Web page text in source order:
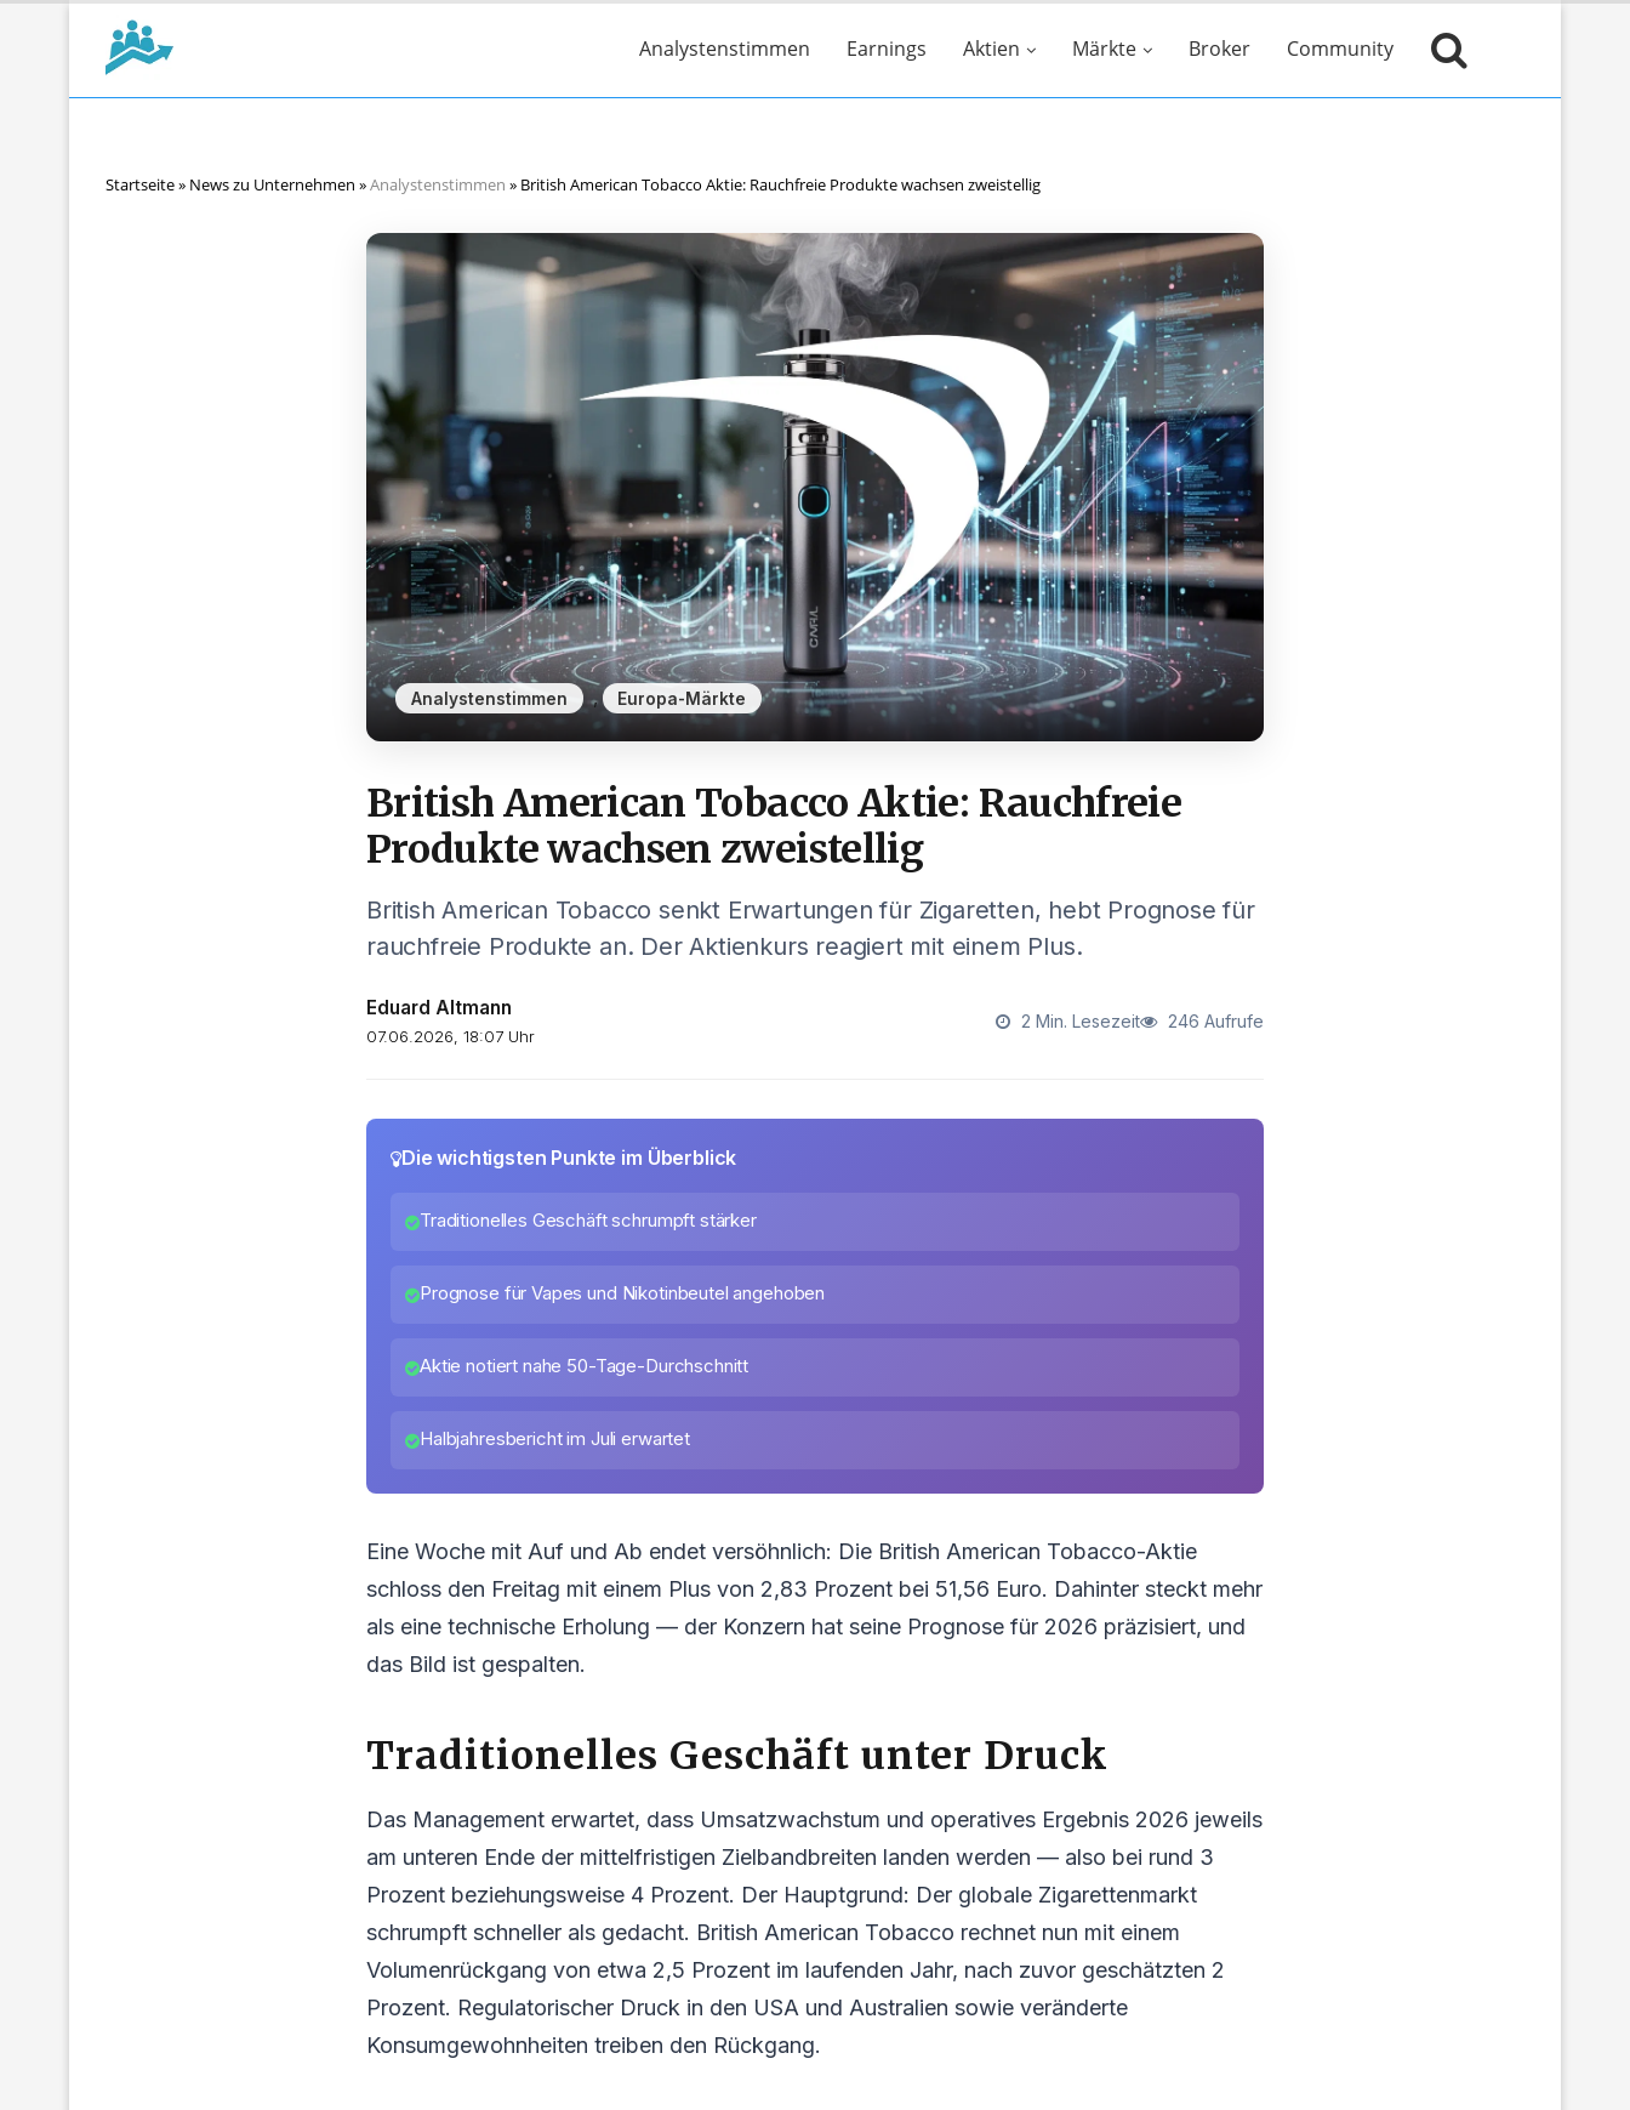
Analystenstimmen Earnings Aktien Märkte Broker Community
Startseite» News zu Unternehmen »Analystenstimmen » British American Tobacco Aktie: Rauchfreie Produkte wachsen zweistellig
Analystenstimmen , Europa-Märkte
British American Tobacco Aktie: Rauchfreie
Produkte wachsen zweistellig
British American Tobacco senkt Erwartungen für Zigaretten, hebt Prognose für
rauchfreie Produkte an. Der Aktienkurs reagiert mit einem Plus.
Eduard Altmann
07.06.2026, 18:07 Uhr
2 Min. Lesezeit 246 Aufrufe
Die wichtigsten Punkte im Überblick
Traditionelles Geschäft schrumpft stärker
Prognose für Vapes und Nikotinbeutel angehoben
Aktie notiert nahe 50-Tage-Durchschnitt
Halbjahresbericht im Juli erwartet
Eine Woche mit Auf und Ab endet versöhnlich: Die British American Tobacco-Aktie
schloss den Freitag mit einem Plus von 2,83 Prozent bei 51,56 Euro. Dahinter steckt mehr
als eine technische Erholung — der Konzern hat seine Prognose für 2026 präzisiert, und
das Bild ist gespalten.
Traditionelles Geschäft unter Druck
Das Management erwartet, dass Umsatzwachstum und operatives Ergebnis 2026 jeweils
am unteren Ende der mittelfristigen Zielbandbreiten landen werden — also bei rund 3
Prozent beziehungsweise 4 Prozent. Der Hauptgrund: Der globale Zigarettenmarkt
schrumpft schneller als gedacht. British American Tobacco rechnet nun mit einem
Volumenrückgang von etwa 2,5 Prozent im laufenden Jahr, nach zuvor geschätzten 2
Prozent. Regulatorischer Druck in den USA und Australien sowie veränderte
Konsumgewohnheiten treiben den Rückgang.